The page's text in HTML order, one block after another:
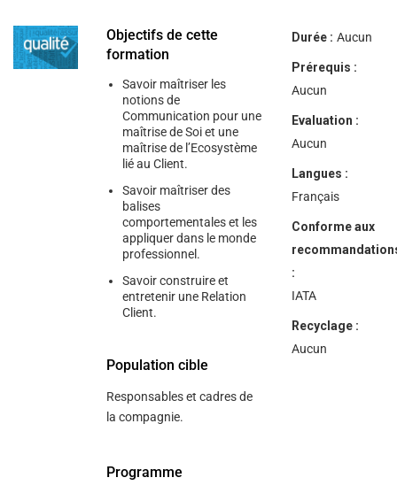
navigate
and
interact
Objectifs de cette
formation
Savoir maîtriser les
notions de
Communication pour une
maîtrise de Soi et une
maîtrise de l’Ecosystème
lié au Client.
Savoir maîtriser des
balises
comportementales et les
appliquer dans le monde
professionnel.
Savoir construire et
entretenir une Relation
Client.
Population cible
Responsables et cadres de
la compagnie.
Programme
Durée : Aucun
Prérequis :
Aucun
Evaluation :
Aucun
Langues :
Français
Conforme aux
:
IATA
Recyclage :
Aucun